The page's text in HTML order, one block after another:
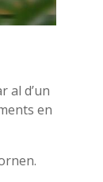
al d’un
en